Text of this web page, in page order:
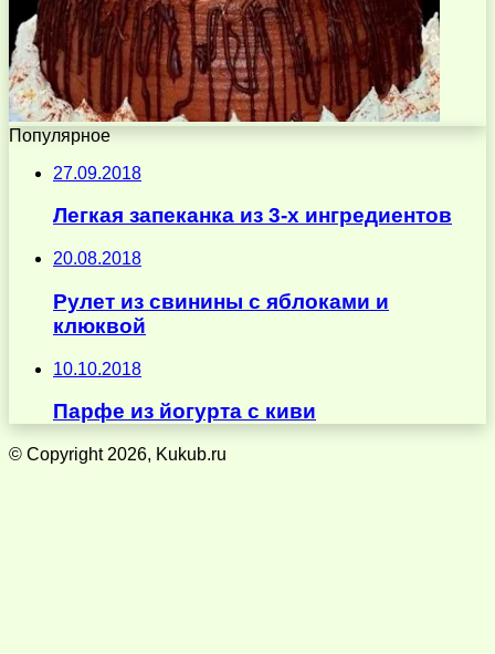
Популярное
27.09.2018
Легкая запеканка из 3-х ингредиентов
20.08.2018
Рулет из свинины с яблоками и
клюквой
10.10.2018
Парфе из йогурта с киви
© Copyright 2026, Kukub.ru